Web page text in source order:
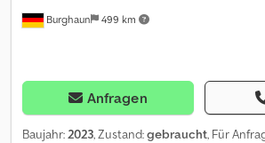
Burghaun 499 km
Anfragen
Baujahr: 2023, Zustand:gebraucht, Für